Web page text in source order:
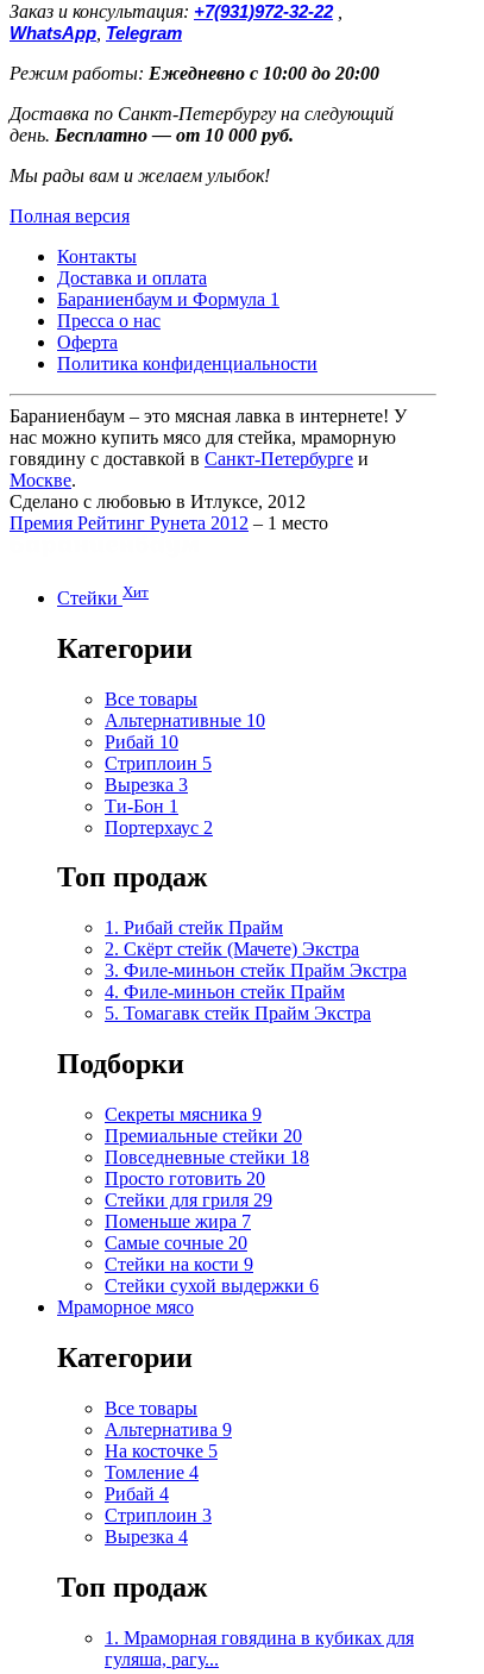
Заказ и консультация: +7(931)972-32-22,
WhatsApp, Telegram
Режим работы: Ежедневно с 10:00 до 20:00
Доставка по Санкт-Петербургу на следующий
день. Бесплатно — от 10 000 руб.
Мы рады вам и желаем улыбок!
Полная версия
Контакты
Доставка и оплата
Бараниенбаум и Формула 1
Пресса о нас
Оферта
Политика конфиденциальности
Бараниенбаум – это мясная лавка в интернете! У
нас можно купить мясо для стейка, мраморную
говядину с доставкой в Санкт-Петербурге и
Москве.
Сделано с любовью в Итлуксе, 2012
Премия Рейтинг Рунета 2012 – 1 место
Стейки Хит
Категории
Все товары
Альтернативные 10
Рибай 10
Стриплоин 5
Вырезка 3
Ти-Бон 1
Портерхаус 2
Топ продаж
1. Рибай cтейк Прайм
2. Скёрт стейк (Мачете) Экстра
3. Филе-миньон стейк Прайм Экстра
4. Филе-миньон стейк Прайм
5. Томагавк стейк Прайм Экстра
Подборки
Секреты мясника 9
Премиальные стейки 20
Повседневные стейки 18
Просто готовить 20
Стейки для гриля 29
Поменьше жира 7
Самые сочные 20
Стейки на кости 9
Стейки сухой выдержки 6
Мраморное мясо
Категории
Все товары
Альтернатива 9
На косточке 5
Томление 4
Рибай 4
Стриплоин 3
Вырезка 4
Топ продаж
1. Мраморная говядина в кубиках для
гуляша, рагу...